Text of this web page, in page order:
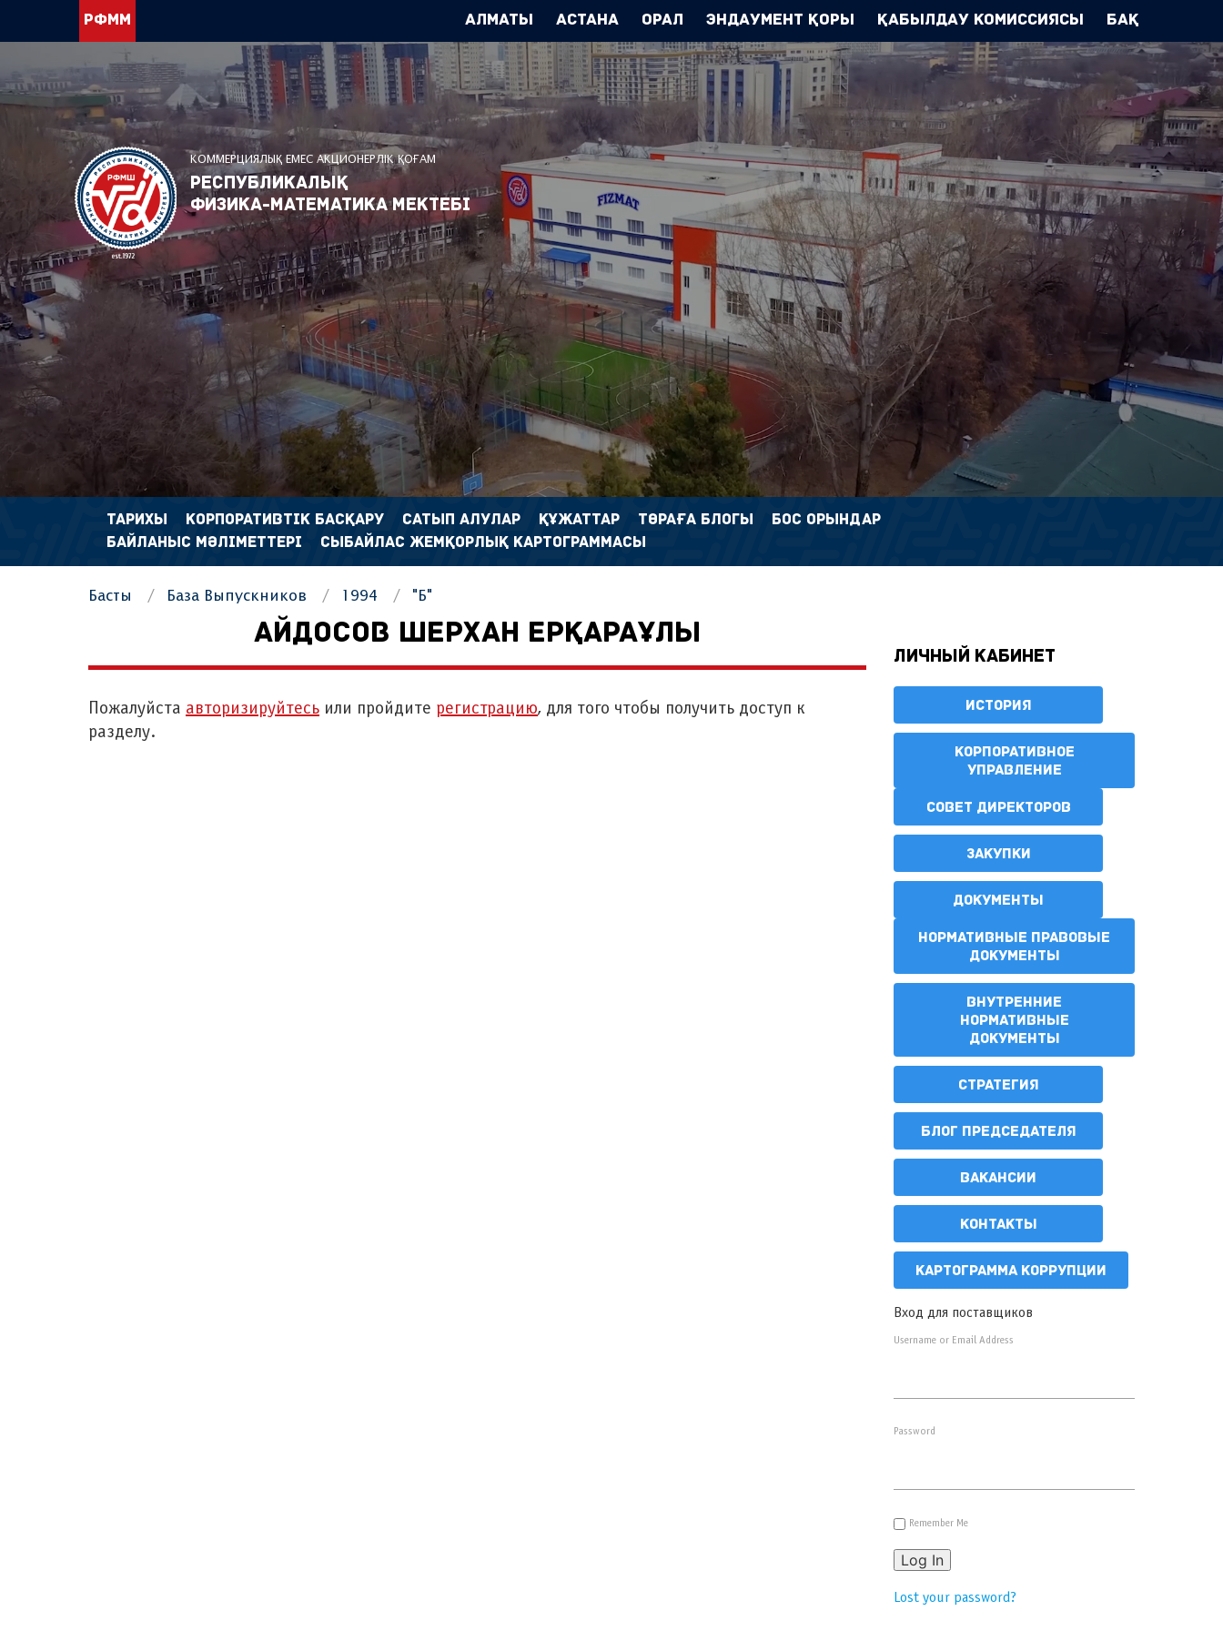
РФММ Алматы Астана Орал Эндаумент Қоры Қабылдау комиссиясы БАҚ
КОММЕРЦИЯЛЫҚ ЕМЕС АКЦИОНЕРЛІК ҚОҒАМ
Республикалық
физика-математика мектебі
ТАРИХЫ КОРПОРАТИВТІК БАСҚАРУ САТЫП АЛУЛАР ҚҰЖАТТАР ТӨРАҒА БЛОГЫ
БОС ОРЫНДАР
БАЙЛАНЫС МӘЛІМЕТТЕРІ
СЫБАЙЛАС ЖЕМҚОРЛЫҚ КАРТОГРАММАСЫ
Басты База Выпускников 1994 "Б"
АЙДОСОВ ШЕРХАН ЕРҚАРАҰЛЫ
Пожалуйста авторизируйтесь или пройдите регистрацию, для того чтобы получить доступ к
разделу.
Личный кабинет
ИСТОРИЯ
КОРПОРАТИВНОЕ
УПРАВЛЕНИЕ
СОВЕТ ДИРЕКТОРОВ
ЗАКУПКИ
ДОКУМЕНТЫ
НОРМАТИВНЫЕ ПРАВОВЫЕ
ДОКУМЕНТЫ
ВНУТРЕННИЕ
НОРМАТИВНЫЕ
ДОКУМЕНТЫ
СТРАТЕГИЯ
БЛОГ ПРЕДСЕДАТЕЛЯ
ВАКАНСИИ
КОНТАКТЫ
КАРТОГРАММА КОРРУПЦИИ
Вход для поставщиков
Username or Email Address
Password
Remember Me
Log In
Lost your password?